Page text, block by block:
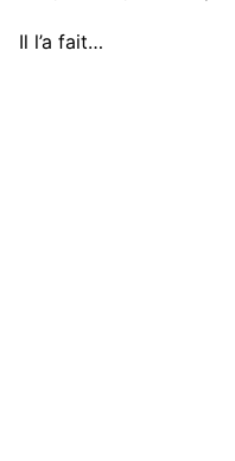
Il l’a fait…